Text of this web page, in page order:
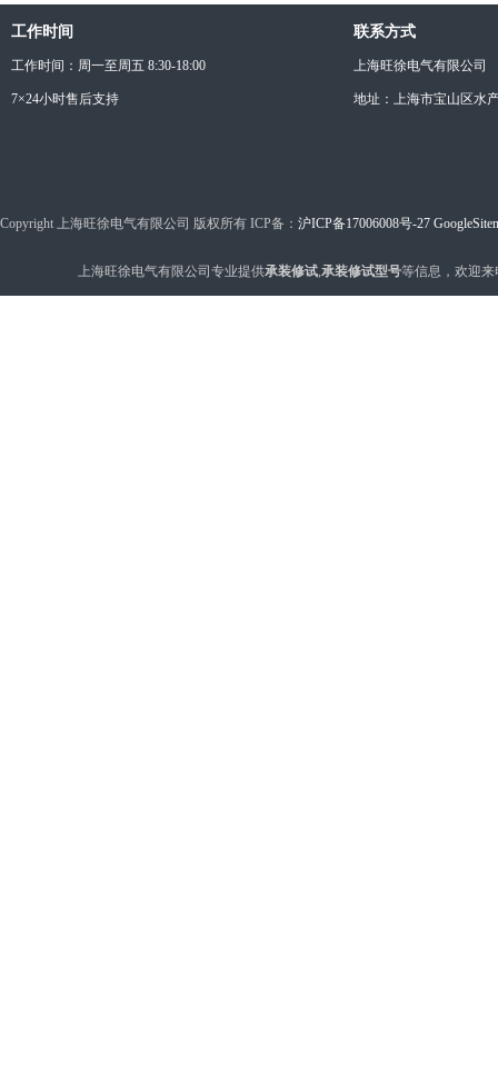
工作时间
工作时间：周一至周五 8:30-18:00
7×24小时售后支持
联系方式
上海旺徐电气有限公司
地址：上海市宝山区水
Copyright 上海旺徐电气有限公司 版权所有 ICP备： 沪ICP备17006008号-27
上海旺徐电气有限公司专业提供承装修试,承装修试型号等信息，欢迎来